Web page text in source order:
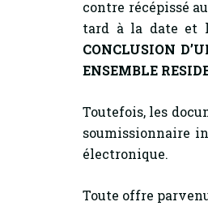
contre récépissé
tard à la date et
CONCLUSION
ENSEMBLE
Toutefois, les
soumissionnaire
électronique.
Toute offre